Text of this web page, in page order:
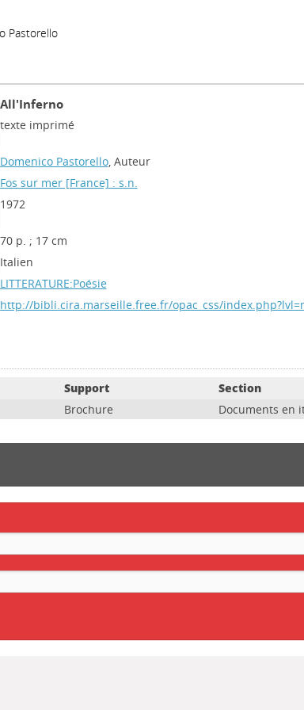
Pastorello
All'Inferno
texte imprimé
Domenico Pastorello, Auteur
Fos sur mer [France] : s.n.
1972
70 p. ; 17 cm
Italien
LITTERATURE:Poésie
http://bibli.cira.marseille.free.fr/opac_css/
Support Section
Brochure Documents en